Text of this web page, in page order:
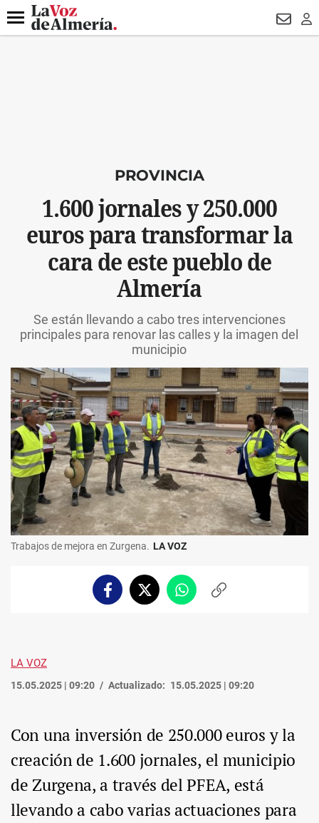
DESTACADO
Menú
PROVINCIA
1.600 jornales y 250.000
euros para transformar la
cara de este pueblo de
Almería
Se están llevando a cabo tres intervenciones
principales para renovar las calles y la imagen del
municipio
Trabajos de mejora en Zurgena. LA VOZ
FacebookTwitterWhatsappCopiar
LA VOZ
15.05.2025 | 09:20 Actualizado: 15.05.2025 | 09:20
Con una inversión de 250.000 euros y la
creación de 1.600 jornales, el municipio
de Zurgena, a través del PFEA, está
llevando a cabo varias actuaciones para